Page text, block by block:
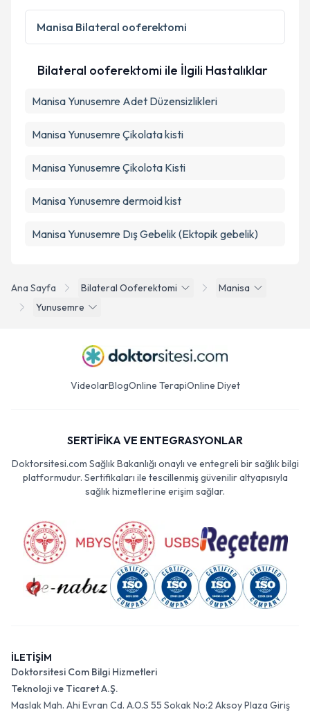
Ana Sayfa Bilateral Ooferektomi
Manisa
Yunusemre
Manisa Bilateral ooferektomi
Bilateral ooferektomi ile İlgili Hastalıklar
Manisa Yunusemre Adet Düzensizlikleri
Manisa Yunusemre Çikolata kisti
Manisa Yunusemre Çikolota Kisti
Manisa Yunusemre dermoid kist
Manisa Yunusemre Dış Gebelik (Ektopik gebelik)
VideolarBlogOnline TerapiOnline Diyet
SERTİFİKA VE ENTEGRASYONLAR
Doktorsitesi.com Sağlık Bakanlığı onaylı ve entegreli bir sağlık bilgi
platformudur. Sertifikaları ile tescillenmiş güvenilir altyapısıyla
sağlık hizmetlerine erişim sağlar.
İLETİŞİM
Doktorsitesi Com Bilgi Hizmetleri
Teknoloji ve Ticaret A.Ş.
Maslak Mah. Ahi Evran Cd. A.O.S 55 Sokak No:2 Aksoy Plaza Giriş